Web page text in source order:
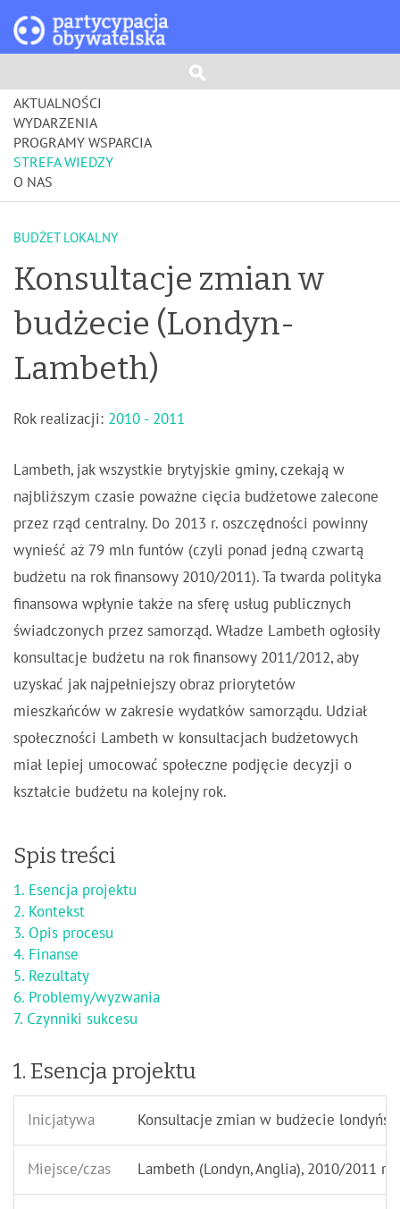
AKTUALNOŚCI
WYDARZENIA
PROGRAMY WSPARCIA
STREFA WIEDZY
O NAS
BUDŻET LOKALNY
Konsultacje zmian w
budżecie (Londyn-
Lambeth)
Rok realizacji: 2010 - 2011
Lambeth, jak wszystkie brytyjskie gminy, czekają w
najbliższym czasie poważne cięcia budżetowe zalecone
przez rząd centralny. Do 2013 r. oszczędności powinny
wynieść aż 79 mln funtów (czyli ponad jedną czwartą
budżetu na rok finansowy 2010/2011). Ta twarda polityka
finansowa wpłynie także na sferę usług publicznych
świadczonych przez samorząd. Władze Lambeth ogłosiły
konsultacje budżetu na rok finansowy 2011/2012, aby
uzyskać jak najpełniejszy obraz priorytetów
mieszkańców w zakresie wydatków samorządu. Udział
społeczności Lambeth w konsultacjach budżetowych
miał lepiej umocować społeczne podjęcie decyzji o
kształcie budżetu na kolejny rok.
Spis treści
1. Esencja projektu
2. Kontekst
3. Opis procesu
4. Finanse
5. Rezultaty
6. Problemy/wyzwania
7. Czynniki sukcesu
1. Esencja projektu
Inicjatywa Konsultacje zmian w budżecie
Miejsce/czas Lambeth (Londyn, Anglia), 2010/2011 r.